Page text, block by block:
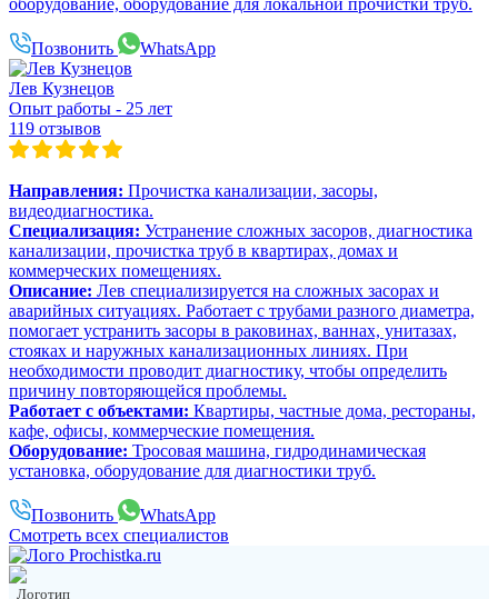
оборудование, оборудование для локальной прочистки труб.
Позвонить WhatsApp
Лев Кузнецов
Опыт работы - 25 лет
119 отзывов
Направления: Прочистка канализации, засоры,
видеодиагностика.
Специализация: Устранение сложных засоров, диагностика
канализации, прочистка труб в квартирах, домах и
коммерческих помещениях.
Описание: Лев специализируется на сложных засорах и
аварийных ситуациях. Работает с трубами разного диаметра,
помогает устранить засоры в раковинах, ваннах, унитазах,
стояках и наружных канализационных линиях. При
необходимости проводит диагностику, чтобы определить
причину повторяющейся проблемы.
Работает с объектами: Квартиры, частные дома, рестораны,
кафе, офисы, коммерческие помещения.
Оборудование: Тросовая машина, гидродинамическая
установка, оборудование для диагностики труб.
Позвонить
WhatsApp
Смотреть всех специалистов